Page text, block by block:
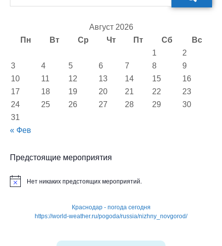
Август 2026
Пн
Вт Ср Чт Пт Сб
Вс
1
2
3
4 5 6 7 8
9
10
11 12 13 14 15
16
17
18 19 20 21 22
23
24
25 26 27 28 29
30
31
« Фев
Предстоящие мероприятия
Нет никаких предстоящих мероприятий.
Краснодар - погода сегодня
https://world-weather.ru/pogoda/russia/nizhny_novgorod/